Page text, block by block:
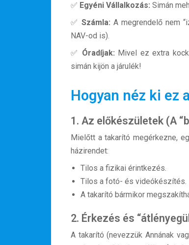
Rólunk
Szakértőink
Beutazási engedélyek
✅ Egyéni Vállalkozás: Simán
✅ Számla: A megrendelő nem
NAV-od is).
✅ Óradíjak: Mivel ez extra
simán kijön a járulék!
Hogyan néz ki ez
1. Az előkészületek (A
Mielőtt a takarító megérkezne,
házirendet:
Tilos a fizikai érintkezés.
Tilos a fotó- és videókészítés.
A takarító bármikor
2. Érkezés és
A takarító (nevezzük Annának